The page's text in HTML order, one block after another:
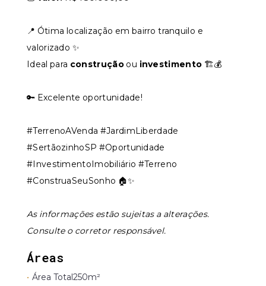
📍 Ótima localização em bairro tranquilo e
valorizado ✨
Ideal para construçãoou investimento 🏗️💰
🔑 Excelente oportunidade!
#TerrenoAVenda #JardimLiberdade
#SertãozinhoSP #Oportunidade
#InvestimentoImobiliário #Terreno
#ConstruaSeuSonho 🏠✨
As informações estão sujeitas a alterações.
Consulte o corretor responsável.
Áreas
• Área Total250m²